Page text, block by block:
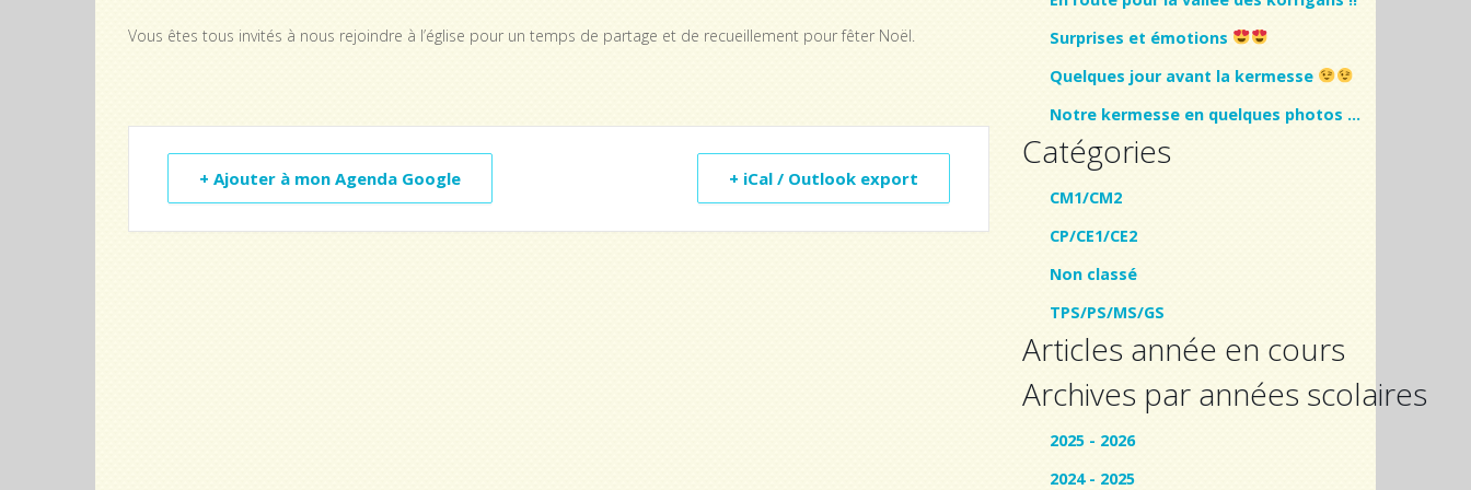
Vous êtes tous invités à nous rejoindre à l’église pour un temps de partage et de recueillement pour fêter Noël.
+ Ajouter à mon Agenda Google + iCal / Outlook export
Surprises et émotions
Quelques jour avant la kermesse
Notre kermesse en quelques photos …
Catégories
CM1/CM2
CP/CE1/CE2
Non classé
TPS/PS/MS/GS
Articles année en cours
Archives par années scolaires
2025 - 2026
2024 - 2025